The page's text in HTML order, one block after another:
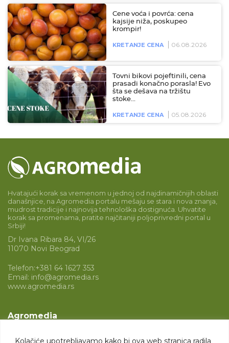
Kolačiće upotrebljavamo kako bi ova web stranica radila
Cene voća i povrća: cena
kajsije niža, poskupeo
krompir!
KRETANJE CENA 06.08.2026
Tovni bikovi pojeftinili, cena
prasadi konačno porasla! Evo
šta se dešava na tržištu
stoke…
KRETANJE CENA 05.08.2026
Hvatajući korak sa vremenom u jednoj od najdinamičnijih oblasti
današnjice, na Agromedia portalu mešaju se stara i nova znanja,
mudrost tradicije i najnovija tehnološka dostignuća. Uhvatite
korak sa promenama, pratite najčitaniji poljoprivredni portal u
Srbiji!
Dr Ivana Ribara 84, VI/26
11070 Novi Beograd
Telefon:+381 64 1627 353
Email: info@agromedia.rs
www.agromedia.rs
Agromedia